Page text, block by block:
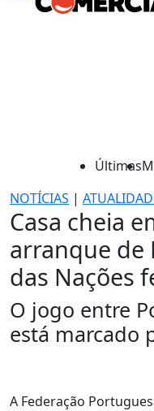
Últimas
NOTÍCIAS |
Casa cheia
arranque de
das Nações
O jogo entre
está marcado
A Federação